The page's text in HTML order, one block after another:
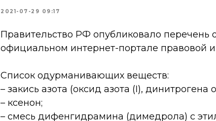
2021-07-29 09:17
Правительство РФ опубликовало
официальном интернет-портале правовой
Список одурманивающих веществ:
– закись азота (оксид азота (I), динитрогена
– ксенон;
– смесь дифенгидрамина (димедрола) с